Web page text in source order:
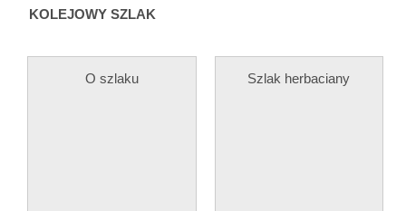
KOLEJOWY SZLAK
O szlaku Szlak herbaciany